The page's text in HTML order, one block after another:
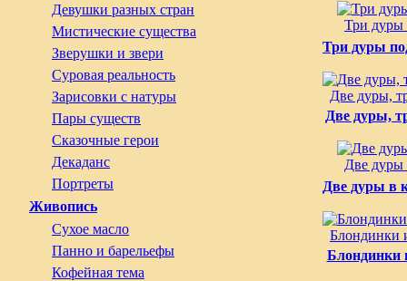
Девушки разных стран
Мистические существа
Зверушки и звери
Суровая реальность
Зарисовки с натуры
Пары существ
Сказочные герои
Декаданс
Портреты
Живопись
Сухое масло
Панно и барельефы
Кофейная тема
Три
Три дуры
Две дуры,
Две дуры,
Две дуры
Две дуры в
Блондинки
Блондинки